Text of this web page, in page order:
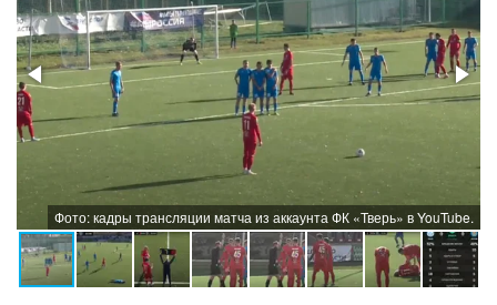
Фото: кадры трансляции матча из аккаунта ФК «Тверь» в YouTube.